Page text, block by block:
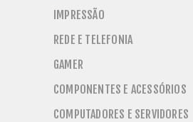
IMPRESSÃO
REDE E TELEFONIA
GAMER
COMPONENTES E ACESSÓRIOS
COMPUTADORES E SERVIDORES